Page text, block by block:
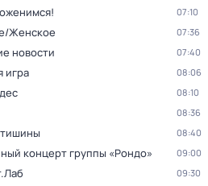
Женское
новости
игра
концерт группы «Рондо»
07:10
07:36
07:40
08:06
08:10
08:36
08:40
09:00
09:30